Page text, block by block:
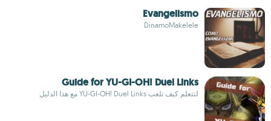
Evangelismo
DinamoMakelele
Guide for YU-GI-OH! Duel Links
لتتعلم كيف تلعب YU-GI-OH! Duel Links مع هذا الدليل